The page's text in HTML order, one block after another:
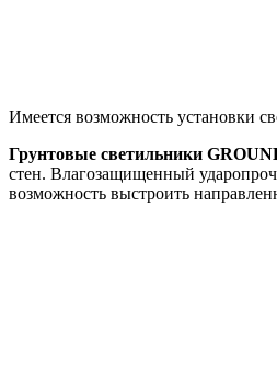
Имеется возможность установки
Грунтовые светильники
стен. Влагозащищенный
возможность выстроить